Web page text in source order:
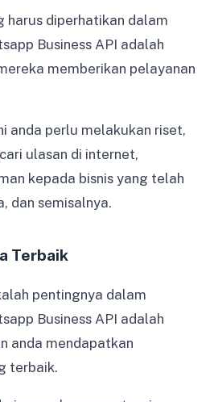
harus diperhatikan dalam
Business API adalah
memberikan pelayanan
anda perlu melakukan riset,
ulasan di internet,
kepada bisnis yang telah
dan semisalnya.
Terbaik
pentingnya dalam
Business API adalah
anda mendapatkan
terbaik.